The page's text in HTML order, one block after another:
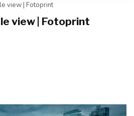
view | Fotoprint
view | Fotoprint